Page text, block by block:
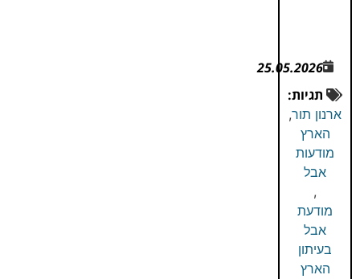
25.05.2026
תגיות:
ארנון תור,
הארץ
מודעות
אבל
,
מודעת
אבל
בעיתון
הארץ